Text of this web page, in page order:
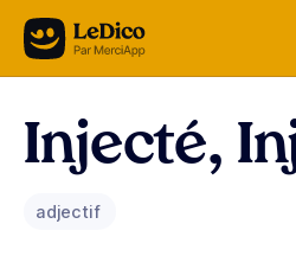
Aller au contenu
Injecté,
adjectif